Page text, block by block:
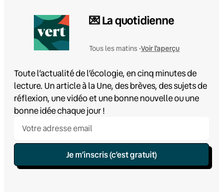
💌 La quotidienne
Tous les matins •Voir l'aperçu
Toute l’actualité de l’écologie, en cinq minutes de
lecture. Un article à la Une, des brèves, des sujets de
réflexion, une vidéo et une bonne nouvelle ou une
bonne idée chaque jour !
Je m’inscris (c’est gratuit)